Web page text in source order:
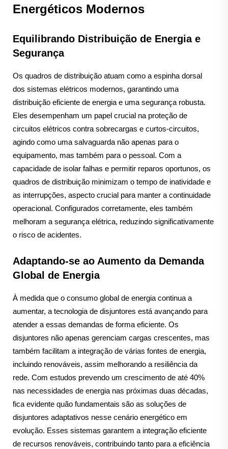
Energéticos Modernos
Equilibrando Distribuição de Energia e
Segurança
Os quadros de distribuição atuam como a espinha dorsal
dos sistemas elétricos modernos, garantindo uma
distribuição eficiente de energia e uma segurança robusta.
Eles desempenham um papel crucial na proteção de
circuitos elétricos contra sobrecargas e curtos-circuitos,
agindo como uma salvaguarda não apenas para o
equipamento, mas também para o pessoal. Com a
capacidade de isolar falhas e permitir reparos oportunos, os
quadros de distribuição minimizam o tempo de inatividade e
as interrupções, aspecto crucial para manter a continuidade
operacional. Configurados corretamente, eles também
melhoram a segurança elétrica, reduzindo significativamente
o risco de acidentes.
Adaptando-se ao Aumento da Demanda
Global de Energia
À medida que o consumo global de energia continua a
aumentar, a tecnologia de disjuntores está avançando para
atender a essas demandas de forma eficiente. Os
disjuntores não apenas gerenciam cargas crescentes, mas
também facilitam a integração de várias fontes de energia,
incluindo renováveis, assim melhorando a resiliência da
rede. Com estudos prevendo um crescimento de até 40%
nas necessidades de energia nas próximas duas décadas,
fica evidente quão fundamentais são as soluções de
disjuntores adaptativos nesse cenário energético em
evolução. Esses sistemas garantem a integração eficiente
de recursos renováveis, contribuindo tanto para a eficiência